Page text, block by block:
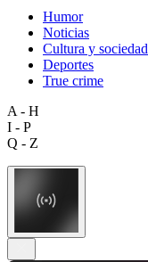
Humor
Noticias
Cultura y sociedad
Deportes
True crime
A - H
I - P
Q - Z